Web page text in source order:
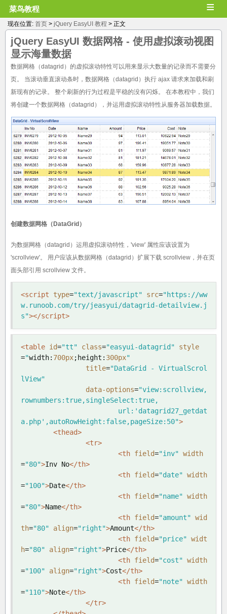
菜鸟教程 ≡
现在位置: 首页 > jQuery EasyUI 教程 > 正文
jQuery EasyUI 数据网格 - 使用虚拟滚动视图
显示海量数据
数据网格（datagrid）的虚拟滚动特性可以用来显示大数量的记录而不需要分
页。 当滚动垂直滚动条时，数据网格（datagrid）执行 ajax 请求来加载和刷
新现有的记录。 整个刷新的行为过程是平稳的没有闪烁。 在本教程中，我们
将创建一个数据网格（datagrid），并运用虚拟滚动特性从服务器加载数据。
创建数据网格（DataGrid）
为数据网格（datagrid）运用虚拟滚动特性，'view' 属性应该设置为
'scrollview'。 用户应该从数据网格（datagrid）扩展下载 scrollview，并在页
面头部引用 scrollview 文件。
<script type="text/javascript" src="https://ww
w.runoob.com/try/jeasyui/datagrid-detailview.j
s"></script>
<table id="tt" class="easyui-datagrid"
style
="width: 700px; height : 300px"
title="DataGrid - VirtualScrol
lView"
data-options="view:scrollview,
rownumbers:true,singleSelect:true,
a.php',autoRowHeight:false,pageSize:50">
<thead>
<tr>
<th field="inv" width
="80">Inv No</th>
<th field="date" width
="100">Date</th>
<th field="name" width
="80">Name</th>
<th field="amount" wid
th="80" align="right">Amount</th>
<th field="price" widt
h="80" align="right">Price</th>
<th field="cost" width
="100" align="right">Cost</th>
<th field="note" width
="110">Note</th>
</tr>